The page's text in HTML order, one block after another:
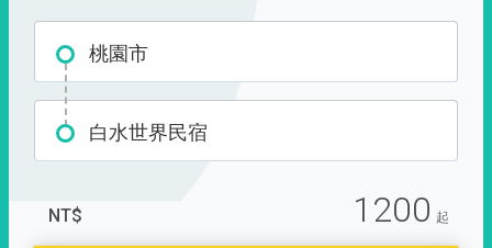
桃園市
白水世界民宿
NT$ 1200 起